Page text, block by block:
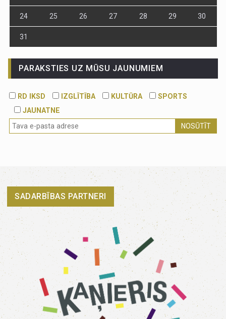
24 25 26 27 28 29 30
31
PARAKSTIES UZ MŪSU JAUNUMIEM
RD IKSD IZGLĪTĪBA KULTŪRA
SPORTS
JAUNATNE
NOSŪTĪT
SADARBĪBAS PARTNERI